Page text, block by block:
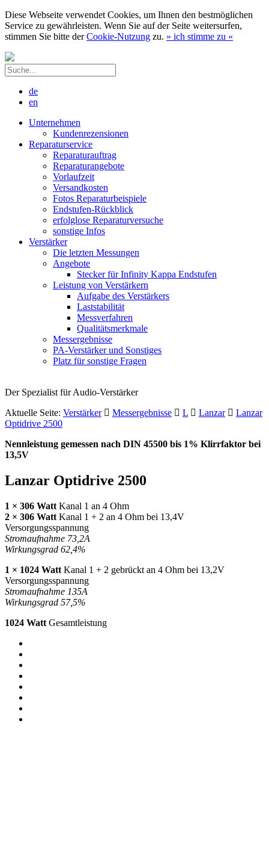
Diese Webseite verwendet Cookies, um Ihnen den bestmöglichen
Service zu gewährleisten. Wenn Sie auf der Seite weitersurfen,
stimmen Sie bitte derCookie-Nutzung zu. » ich stimme zu «
de
en
Unternehmen
Kundenrezensionen
Reparaturservice
Reparaturauftrag
Reparaturangebote
Vorlaufzeit
Versandkosten
Fotos Reparaturbeispiele
Endstufen-Rückblick
erfolglose Reparaturversuche
sonstige Infos
Verstärker
Die letzten Messungen
Angebote
Stecker für Infinity Kappa Endstufen
Leistung von Verstärkern
Aufgabe des Verstärkers
Laststabilität
Messverfahren
Qualitätsmerkmale
Messergebnisse
PA-Verstärker und Sonstiges
Platz für sonstige Fragen
Der Spezialist für Audio-Verstärker
Aktuelle Seite: Verstärker Messergebnisse L Lanzar
Lanzar
Optidrive 2500
Nennleistung gemessen nach DIN 45500 bis 1% Klirrfaktor bei
13,5V
Lanzar Optidrive 2500
1 × 306 Watt Kanal 1 an 4 Ohm
2 × 306 Watt Kanal 1 + 2 an 4 Ohm bei 13,4V
Versorgungsspannung
Stromaufnahme 73,2A
Wirkungsgrad 62,4%
1 × 1024 Watt Kanal 1 + 2 gebrückt an 4 Ohm bei 13,2V
Versorgungsspannung
Stromaufnahme 135A
Wirkungsgrad 57,5%
1024 Watt Gesamtleistung